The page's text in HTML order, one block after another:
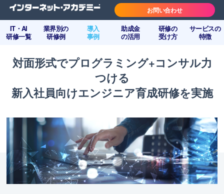
IT・AI
研修一覧
業界別の
研修例
導入
事例
助成金
の活用
研修の
受け方
サービスの
特徴
お問い合わせ
対面形式でプログラミング+コンサル力
つける
新入社員向けエンジニア育成研修を実施